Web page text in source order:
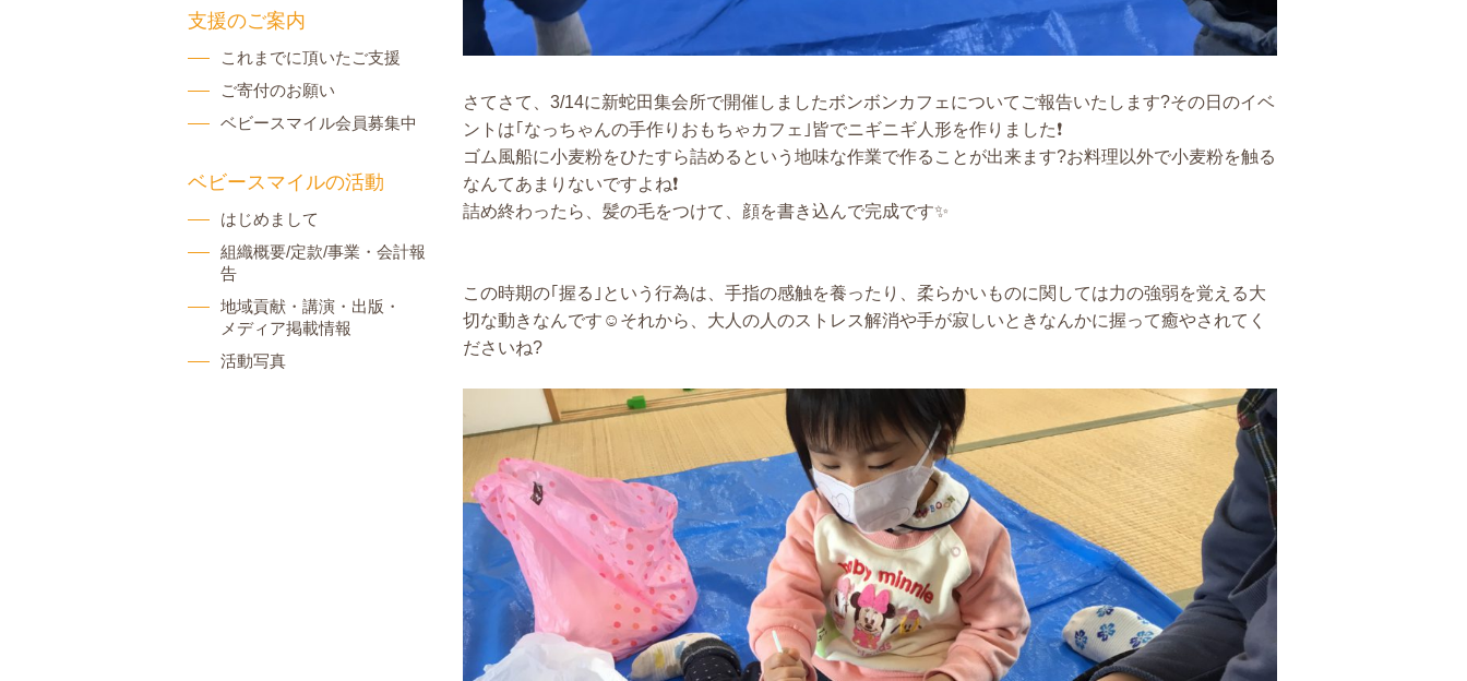
さてさて、3/14に新蛇田集会所で開催しましたボンボンカフェについてご報告いたします?その日のイベ
ントは｢なっちゃんの手作りおもちゃカフェ｣皆でニギニギ人形を作りました❗
ゴム風船に小麦粉をひたすら詰めるという地味な作業で作ることが出来ます?お料理以外で小麦粉を触る
なんてあまりないですよね❗
詰め終わったら、髪の毛をつけて、顔を書き込んで完成です✨
この時期の｢握る｣という行為は、手指の感触を養ったり、柔らかいものに関しては力の強弱を覚える大
切な動きなんです☺それから、大人の人のストレス解消や手が寂しいときなんかに握って癒やされてく
ださいね?
支援のご案内
これまでに頂いたご支援
ご寄付のお願い
ベビースマイル会員募集中
ベビースマイルの活動
はじめまして
組織概要/定款/事業・会計報
告
地域貢献・講演・出版・
メディア掲載情報
活動写真